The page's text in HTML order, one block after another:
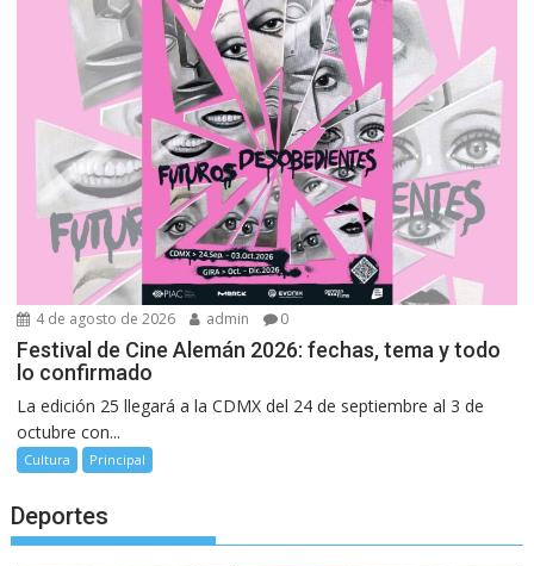
4 de agosto de 2026 admin 0
Festival de Cine Alemán 2026: fechas, tema y todo
lo confirmado
La edición 25 llegará a la CDMX del 24 de septiembre al 3 de
octubre con...
Cultura Principal
Deportes